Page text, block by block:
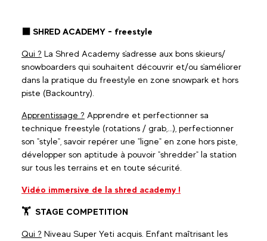
⬛ SHRED ACADEMY - freestyle
Qui ? La Shred Academy s'adresse aux bons skieurs/
snowboarders qui souhaitent découvrir et/ou s'améliorer
dans la pratique du freestyle en zone snowpark et hors
piste (Backountry).
Apprentissage ? Apprendre et perfectionner sa
technique freestyle (rotations / grab,...), perfectionner
son "style", savoir repérer une "ligne" en zone hors piste,
développer son aptitude à pouvoir "shredder" la station
sur tous les terrains et en toute sécurité.
Vidéo immersive de la shred academy !
🏋 STAGE COMPETITION
Qui ? Niveau Super Yeti acquis. Enfant maîtrisant les